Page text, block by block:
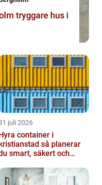
i
juli 2026
container i
så planerar
smart, säkert och